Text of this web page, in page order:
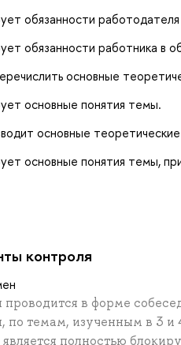
обязанности
обязанности работника в
основные
основные понятия темы.
основные
основные понятия темы,
контроля
в форме
по темам, изученным в 3 и
является полностью